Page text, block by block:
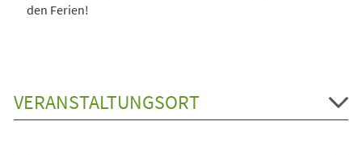
den Ferien!
VERANSTALTUNGSORT